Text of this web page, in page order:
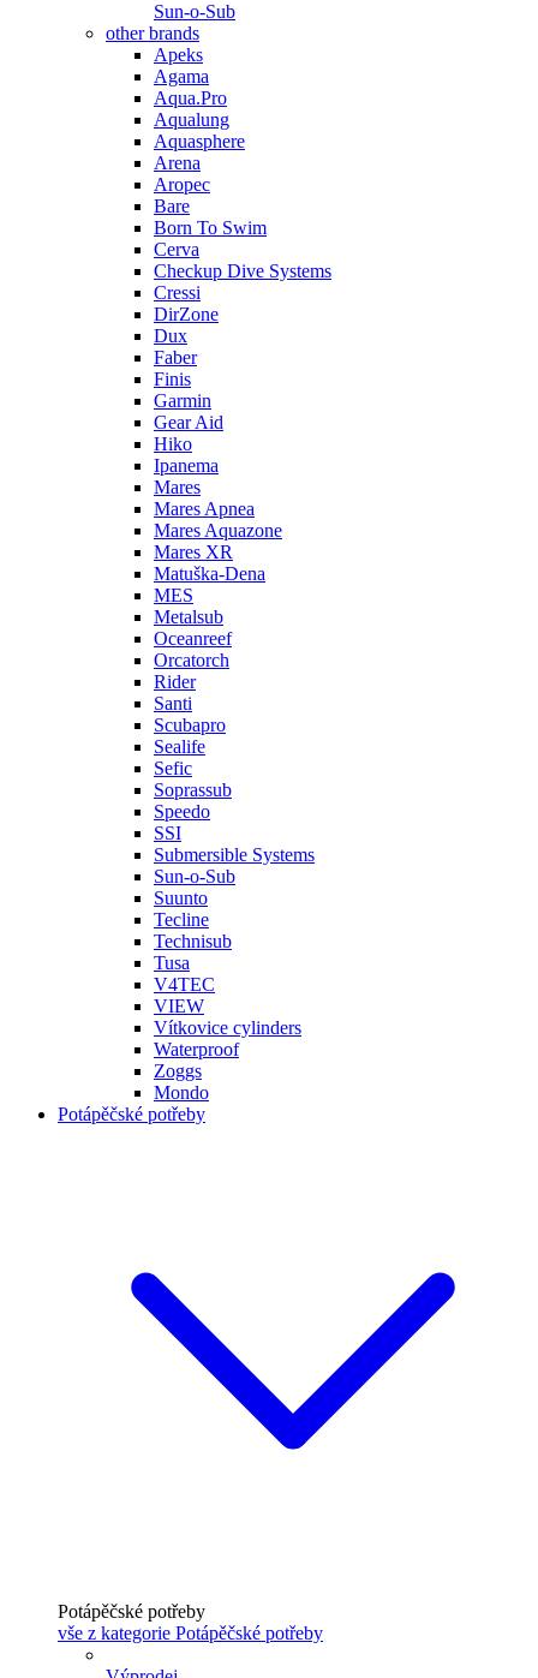
Sun-o-Sub
other brands
Apeks
Agama
Aqua.Pro
Aqualung
Aquasphere
Arena
Aropec
Bare
Born To Swim
Cerva
Checkup Dive Systems
Cressi
DirZone
Dux
Faber
Finis
Garmin
Gear Aid
Hiko
Ipanema
Mares
Mares Apnea
Mares Aquazone
Mares XR
Matuška-Dena
MES
Metalsub
Oceanreef
Orcatorch
Rider
Santi
Scubapro
Sealife
Sefic
Soprassub
Speedo
SSI
Submersible Systems
Sun-o-Sub
Suunto
Tecline
Technisub
Tusa
V4TEC
VIEW
Vítkovice cylinders
Waterproof
Zoggs
Mondo
Potápěčské potřeby
Potápěčské potřeby
vše z kategorie Potápěčské potřeby